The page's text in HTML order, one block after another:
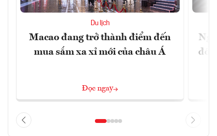
Du lịch
Macao đang trở thành điểm đến
mua sắm xa xỉ mới của châu Á
Đọc ngay
đổi